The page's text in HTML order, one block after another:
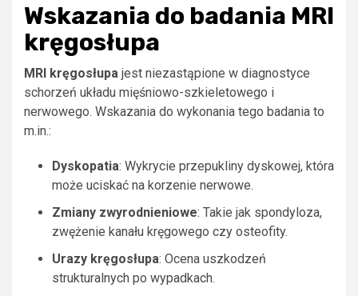
Wskazania do badania MRI
kręgosłupa
MRI kręgosłupa jest niezastąpione w diagnostyce
schorzeń układu mięśniowo-szkieletowego i
nerwowego. Wskazania do wykonania tego badania to
m.in.:
Dyskopatia: Wykrycie przepukliny dyskowej, która
może uciskać na korzenie nerwowe.
Zmiany zwyrodnieniowe: Takie jak spondyloza,
zwężenie kanału kręgowego czy osteofity.
Urazy kręgosłupa: Ocena uszkodzeń
strukturalnych po wypadkach.